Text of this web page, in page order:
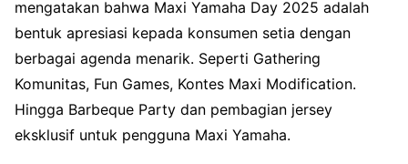
mengatakan bahwa Maxi Yamaha Day 2025 adalah
bentuk apresiasi kepada konsumen setia dengan
berbagai agenda menarik. Seperti Gathering
Komunitas, Fun Games, Kontes Maxi Modification.
Hingga Barbeque Party dan pembagian jersey
eksklusif untuk pengguna Maxi Yamaha.